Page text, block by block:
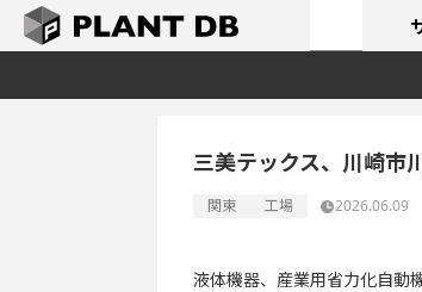
三美テックス、川崎市
関東 工場 2026.06.09
液体機器、産業用省力化自動